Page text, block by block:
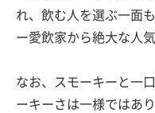
れ、飲む人を選ぶ一面
ー愛飲家から絶大な人
なお、スモーキーと一
ーキーさは一様ではあ